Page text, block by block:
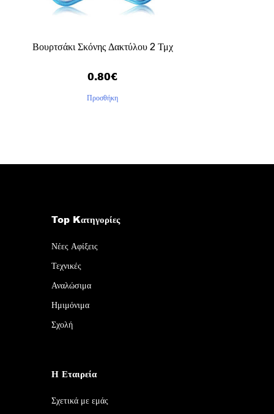
Βουρτσάκι Σκόνης Δακτύλου 2 Τμχ
0.80€
Προσθήκη
Top Kατηγορίες
Νέες Αφίξεις
Τεχνικές
Αναλώσιμα
Ημιμόνιμα
Σχολή
Η Εταιρεία
Σχετικά με εμάς